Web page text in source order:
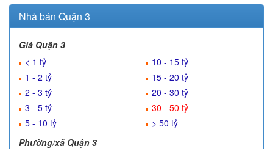
Nhà bán Quận 3
Giá Quận 3
< 1 tỷ
1 - 2 tỷ
2 - 3 tỷ
3 - 5 tỷ
5 - 10 tỷ
10 - 15 tỷ
15 - 20 tỷ
20 - 30 tỷ
30 - 50 tỷ
> 50 tỷ
Phường/xã Quận 3